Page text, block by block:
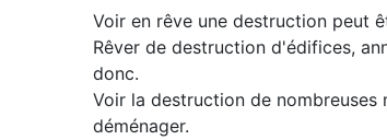
Voir en rêve une destruction peut
Rêver de destruction d'édifices,
donc.
Voir la destruction de
déménager.